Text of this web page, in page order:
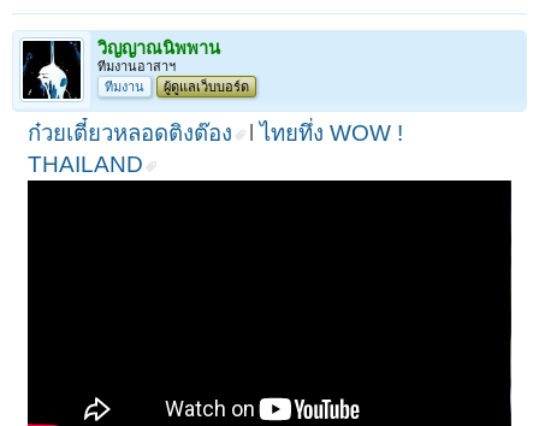
วิญญาณนิพพาน
ทีมงานอาสาฯ
ทีมงาน
ผู้ดูแลเว็บบอร์ด
ก๋วยเตี๋ยวหลอดติงต๊อง lไทยทึ่ง WOW !
THAILAND